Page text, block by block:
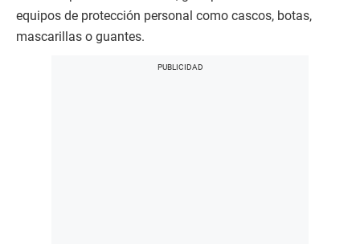
equipos de protección personal como cascos, botas,
mascarillas o guantes.